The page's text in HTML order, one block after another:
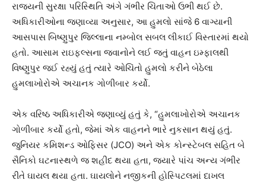
રાજ્યની સુરક્ષા પરિસ્થિતિ અંગે ગંભીર ચિંતાઓ ઉભી થઈ છે.
અધિકારીઓના જણાવ્યા અનુસાર, આ હુમલો સાંજે 6 વાગ્યાની
આસપાસ બિષ્ણુપુર જિલ્લાના નમ્બોલ સબલ લીકાઈ વિસ્તારમાં થયો
હતો. આસામ રાઇફલ્સના જવાનોને લઈ જતું વાહન ઇમ્ફાલથી
વિષ્ણુપુર જઈ રહ્યું હતું ત્યારે ઓચિંતો હુમલો કરીને બેઠેલા
હુમલાખોરોએ અચાનક ગોળીબાર કર્યો.
એક વરિષ્ઠ અધિકારીએ જણાવ્યું હતું કે, “હુમલાખોરોએ અચાનક
ગોળીબાર કર્યો હતો, જેમાં એક વાહનને ભારે નુકસાન થયું હતું.
જુનિયર કમિશન્ડ ઓફિસર (JCO) અને એક કોન્સ્ટેબલ સહિત બે
સૈનિકો ઘટનાસ્થળે જ શહીદ થયા હતા, જ્યારે પાંચ અન્ય ગંભીર
રીતે ઘાયલ થયા હતા. ઘાયલોને નજીકની હોસ્પિટલમાં દાખલ